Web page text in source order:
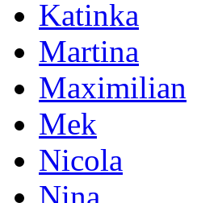
Katinka
Martina
Maximilian
Mek
Nicola